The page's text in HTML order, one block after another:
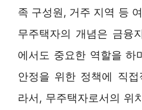
족 구성원, 거주 지역 등
무주택자의 개념은 금융
에서도 중요한 역할을 하
안정을 위한 정책에 직
라서, 무주택자로서의 위